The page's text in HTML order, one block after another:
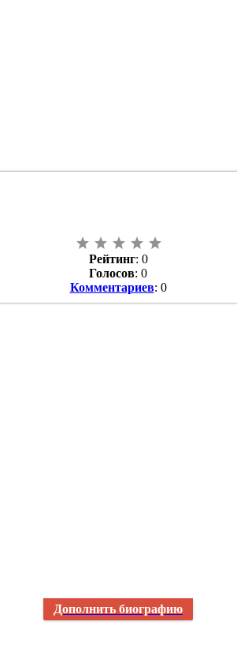
Рейтинг: 0
Голосов: 0
Комментариев: 0
Дополнить биографию